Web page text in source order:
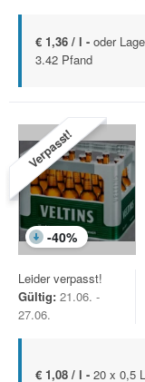
€ 1,36 / l - oder
3.42 Pfand
Verpasst!
-40%
Leider verpasst!
Gültig: 21.06. -
27.06.
€ 1,08 / l - 20 x 0,5